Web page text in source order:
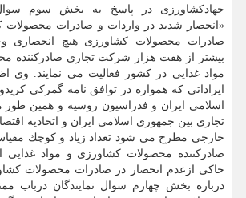
جهادكشاورزی در پاسخ به بخش سوم سوال
«انحصار شدید در واردات و صادرات
صادرات محصولات كشاورزی هیچ انحصاری
بیشتر از هفت هزار شركت تجاری صادركننده
مواد غذایی در كشور فعالیت می نمایند. وی
ایراداتی كه همواره در توافق نامه گمركی
اسلامی ایران و فدراسیون روسیه و همین
تجاری بین جمهوری اسلامی ایران و اتحادیه
خارجی مطرح می شود تعداد زیاد و كوچك
صادركننده محصولات كشاورزی و مواد
حاكی ازعدم انحصار در صادرات محصولات
درباره بخش چهارم سوال نمایندگان درباب